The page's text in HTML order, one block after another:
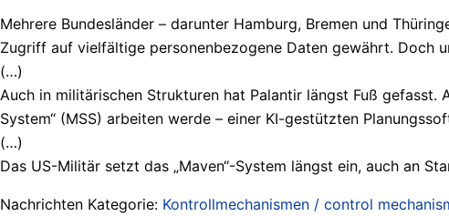
Mehrere Bundesländer – darunter Hamburg, Bremen und
Zugriff auf vielfältige personenbezogene Daten gewährt. Doch
(…)
Auch in militärischen Strukturen hat Palantir längst Fuß
System“ (MSS) arbeiten werde – einer KI-gestützten
(…)
Das US-Militär setzt das „Maven“-System längst ein, auch an
Nachrichten Kategorie: Kontrollmechanismen / control